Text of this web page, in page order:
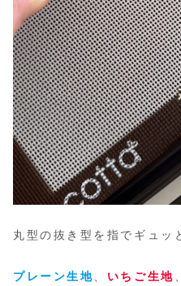
丸型の抜き型を指でギュッ
プレーン生地 いちご生地